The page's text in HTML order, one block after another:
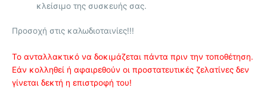
κλείσιμο της συσκευής σας.
Προσοχή στις καλωδιοταινίες!!!
Το ανταλλακτικό να δοκιμάζεται πάντα πριν την τοποθέτηση.
Εάν κολληθεί ή αφαιρεθούν οι προστατευτικές ζελατίνες δεν
γίνεται δεκτή η επιστροφή του!